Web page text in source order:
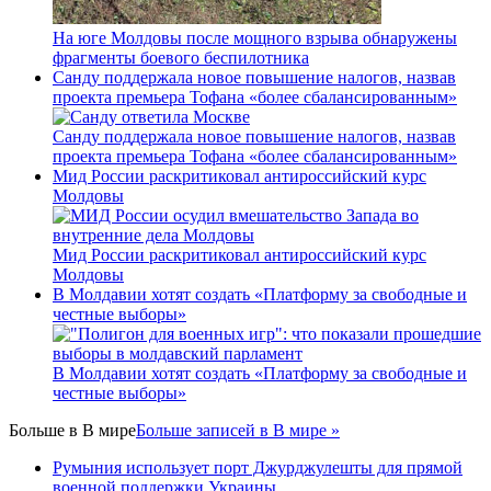
На юге Молдовы после мощного взрыва обнаружены
фрагменты боевого беспилотника
Санду поддержала новое повышение налогов, назвав
проекта премьера Тофана «более сбалансированным»
Санду поддержала новое повышение налогов, назвав
проекта премьера Тофана «более сбалансированным»
Мид России раскритиковал антироссийский курс
Молдовы
Мид России раскритиковал антироссийский курс
Молдовы
В Молдавии хотят создать «Платформу за свободные и
честные выборы»
В Молдавии хотят создать «Платформу за свободные и
честные выборы»
Больше в В миреБольше записей в В мире »
Румыния использует порт Джурджулешты для прямой